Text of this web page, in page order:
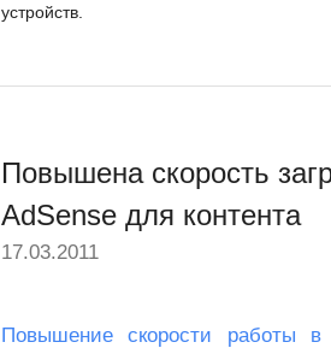
устройств.
Повышена скорость
AdSense для контента
17.03.2011
Повышение скорости работы в